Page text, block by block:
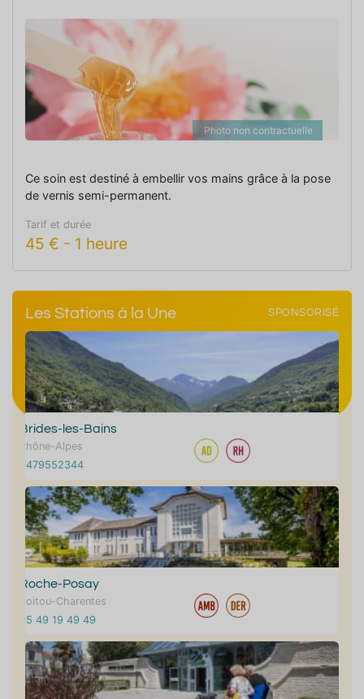
Photo non contractuelle
Ce soin est destiné à embellir vos mains grâce à la pose
de vernis semi-permanent.
Tarif et durée
45 € - 1 heure
Les Stations à la Une SPONSORISÉ
Brides-les-Bains
Rhône-Alpes
0479552344
Roche-Posay
Poitou-Charentes
05 49 19 49 49